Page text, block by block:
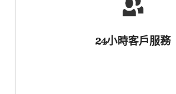
24小時客戶服務